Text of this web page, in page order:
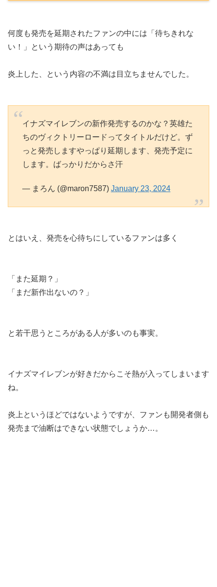
何度も発売を延期されたファンの中には「待ちきれな
い！」という期待の声はあっても
炎上した、という内容の不満は目立ちませんでした。
イナズマイレブンの新作発売するのかな？英雄た
ちのヴィクトリーロードってタイトルだけど。ず
っと発売しますやっぱり延期します、発売予定に
します。ばっかりだからさ汗
— まろん (@maron7587) January 23, 2024
とはいえ、発売を心待ちにしているファンは多く
「また延期？」
「まだ新作出ないの？」
と若干思うところがある人が多いのも事実。
イナズマイレブンが好きだからこそ熱が入ってしまいます
ね。
炎上というほどではないようですが、ファンも開発者側も
発売まで油断はできない状態でしょうか…。